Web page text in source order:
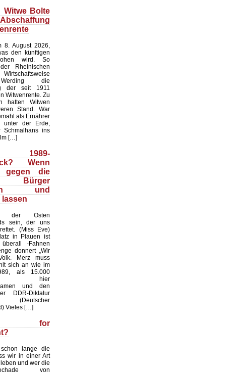
Witwe Bolte
8. August 2026,
den künftigen
wird. So
Rheinischen
die
der seit 1911
Witwenrente. Zu
hatten Witwen
Stand. War
als Ernährer
unter der Erde,
Schmalhans ins
[…]
1989-
Wenn
gegen die
Bürger
und
lassen
der Osten
sein, der uns
(Miss Eve)
in Plauen ist
-Fahnen
donnert „Wir
Merz muss
sich an wie im
als 15.000
hier
und den
DDR-Diktatur
(Deutscher
Vieles […]
for
lange die
wir in einer Art
und wer die
Rochade von